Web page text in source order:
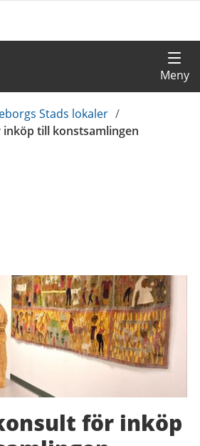
Stads lokaler /
till konstsamlingen
för inköp